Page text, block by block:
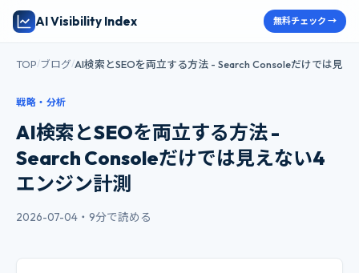
AI Visibility Index 無料チェック →
TOP/ブログ/AI検索とSEOを両立する方法 - Search Consoleだけでは見え
戦略・分析
AI検索とSEOを両立する方法 -
Search Consoleだけでは見えない4
エンジン計測
2026-07-04 ・ 9分で読める